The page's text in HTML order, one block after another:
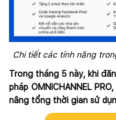
Chi tiết các tính năng
Trong tháng 5 này, khi
pháp OMNICHANNEL
nâng tổng thời gian sử